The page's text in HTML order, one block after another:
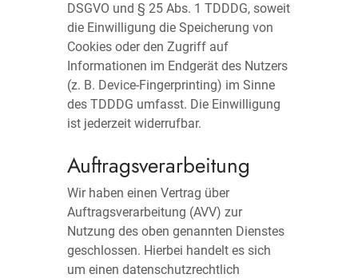
DSGVO und § 25 Abs. 1 TDDDG, soweit
die Einwilligung die Speicherung von
Cookies oder den Zugriff auf
Informationen im Endgerät des Nutzers
(z. B. Device-Fingerprinting) im Sinne
des TDDDG umfasst. Die Einwilligung
ist jederzeit widerrufbar.
Auftragsverarbeitung
Wir haben einen Vertrag über
Auftragsverarbeitung (AVV) zur
Nutzung des oben genannten Dienstes
geschlossen. Hierbei handelt es sich
um einen datenschutzrechtlich